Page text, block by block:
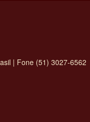
| Fone (51) 3027-6562